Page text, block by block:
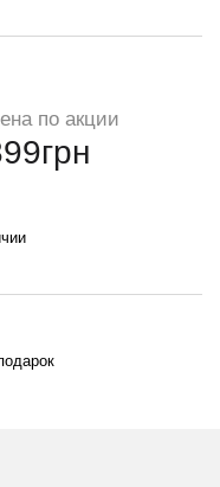
по акции